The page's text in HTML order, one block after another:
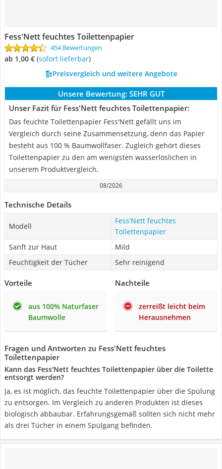
Fess'Nett feuchtes Toilettenpapier
454 Bewertungen
ab 1,00 € ( Sofort lieferbar)
Preisvergleich und weitere Angebote
Unsere Bewertung: SEHR GUT
Unser Fazit für Fess'Nett feuchtes Toilettenpapier:
Das feuchte Toilettenpapier Fess'Nett gefällt uns im
Vergleich durch seine Zusammensetzung, denn das Papier
besteht aus 100 % Baumwollfaser. Zugleich gehört dieses
Toilettenpapier zu den am wenigsten wasserlöslichen in
unserem Produktvergleich.
08/2026
Technische Details
Modell
Fess'Nett feuchtes
Toilettenpapier
Sanft zur Haut
Mild
Feuchtigkeit der Tücher
Sehr reinigend
Vorteile
aus 100% Naturfaser
Baumwolle
Nachteile
zerreißt leicht beim
Herausnehmen
Fragen und Antworten zu Fess'Nett feuchtes
Toilettenpapier
Kann das Fess'Nett feuchtes Toilettenpapier über die Toilette
entsorgt werden?
Ja, es ist möglich, das feuchte Toilettenpapier über die Spülung
zu entsorgen. Im Vergleich zu anderen Produkten ist dieses
biologisch abbaubar. Erfahrungsgemäß sollten sich nicht mehr
als drei Tücher in einem Spülgang befinden.